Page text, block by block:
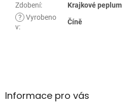
Zdobení:
Krajkové peplum
? Vyrobeno
v:
Číně
aInformace pro vás